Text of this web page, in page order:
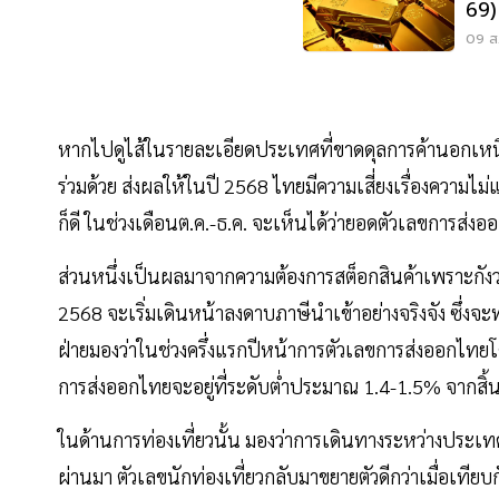
ลง
09 ส
หากไปดูไส้ในรายละเอียดประเทศที่ขาดดุลการค้านอกเ
ร่วมด้วย ส่งผลให้ในปี 2568 ไทยมีความเสี่ยงเรื่องความ
ก็ดี ในช่วงเดือนต.ค.-ธ.ค. จะเห็นได้ว่ายอดตัวเลขการส่ง
ส่วนหนึ่งเป็นผลมาจากความต้องการสต็อกสินค้าเพราะกั
2568 จะเริ่มเดินหน้าลงดาบภาษีนำเข้าอย่างจริงจัง ซึ่ง
ฝ่ายมองว่าในช่วงครึ่งแรกปีหน้าการตัวเลขการส่งออกไท
การส่งออกไทยจะอยู่ที่ระดับต่ำประมาณ 1.4-1.5% จาก
ในด้านการท่องเที่ยวนั้น มองว่าการเดินทางระหว่างประ
ผ่านมา ตัวเลขนักท่องเที่ยวกลับมาขยายตัวดีกว่าเมื่อเที